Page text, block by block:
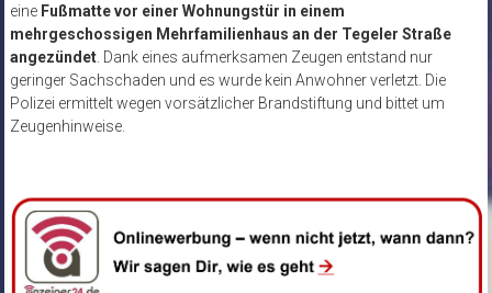
eine Fußmatte vor einer Wohnungstür in einem
mehrgeschossigen Mehrfamilienhaus an der Tegeler Straße
angezündet. Dank eines aufmerksamen Zeugen entstand nur
geringer Sachschaden und es wurde kein Anwohner verletzt. Die
Polizei ermittelt wegen vorsätzlicher Brandstiftung und bittet um
Zeugenhinweise.